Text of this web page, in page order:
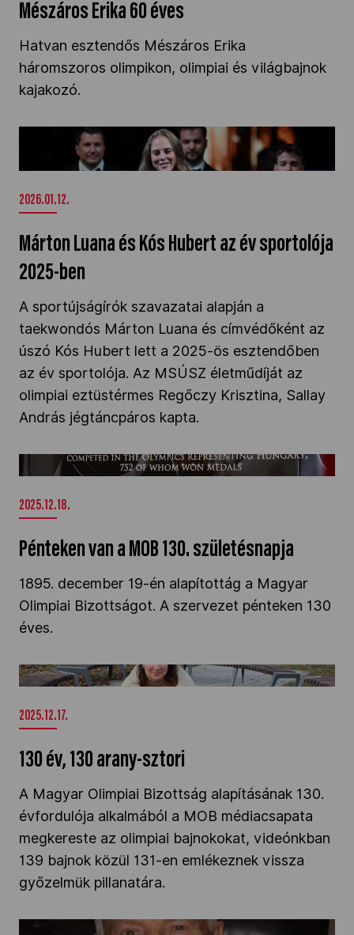
Társszervezetek
OVEP
Adatbank
Mészáros Erika 60 éves
Hatvan esztendős Mészáros Erika
háromszoros olimpikon, olimpiai és világbajnok
kajakozó.
Márton Luana és Kós Hubert az év sportolója
2025-ben" />
2026.01.12.
Márton Luana és Kós Hubert az év sportolója
2025-ben
A sportújságírók szavazatai alapján a
taekwondós Márton Luana és címvédőként az
úszó Kós Hubert lett a 2025-ös esztendőben
az év sportolója. Az MSÚSZ életműdíját az
olimpiai eztüstérmes Regőczy Krisztina, Sallay
András jégtáncpáros kapta.
Pénteken van a MOB 130. születésnapja" />
2025.12.18.
Pénteken van a MOB 130. születésnapja
1895. december 19-én alapítottág a Magyar
Olimpiai Bizottságot. A szervezet pénteken 130
éves.
130 év, 130 arany-sztori" />
2025.12.17.
130 év, 130 arany-sztori
A Magyar Olimpiai Bizottság alapításának 130.
évfordulója alkalmából a MOB médiacsapata
megkereste az olimpiai bajnokokat, videónkban
139 bajnok közül 131-en emlékeznek vissza
győzelmük pillanatára.
100 éves a magyar kajak-kenu sikerkovácsa,